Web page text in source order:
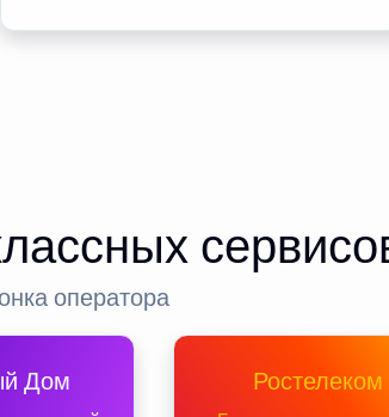
оператора
Дом